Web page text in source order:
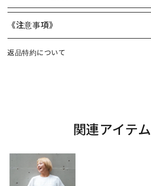
《注意事項》
返品特約について
関連アイテム